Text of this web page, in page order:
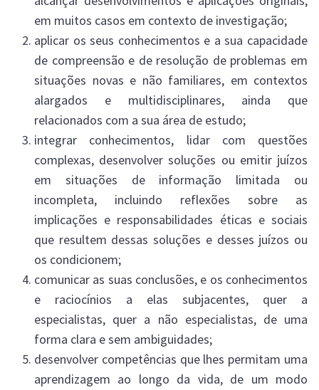
em muitos casos em contexto de investigação;
aplicar os seus conhecimentos e a sua capacidade
de compreensão e de resolução de problemas em
situações novas e não familiares, em contextos
alargados e multidisciplinares, ainda que
relacionados com a sua área de estudo;
integrar conhecimentos, lidar com questões
complexas, desenvolver soluções ou emitir juízos
em situações de informação limitada ou
incompleta, incluindo reflexões sobre as
implicações e responsabilidades éticas e sociais
que resultem dessas soluções e desses juízos ou
os condicionem;
comunicar as suas conclusões, e os conhecimentos
e raciocínios a elas subjacentes, quer a
especialistas, quer a não especialistas, de uma
forma clara e sem ambiguidades;
desenvolver competências que lhes permitam uma
aprendizagem ao longo da vida, de um modo